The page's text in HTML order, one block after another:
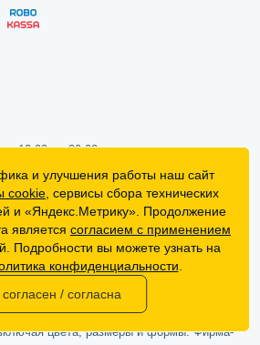
с 10:00 до 20:00
13с1
офис 1
NiceBike © 2012 - 2026
ознакомительный характер, не
(определяемой положениями Статьи 437
и не может в полной мере передавать
свойствах, комплектации и
включая цвета, размеры и формы. Фирма-
и улучшения работы наш сайт
cookie , сервисы сбора технических
и «Яндекс.Метрику». Продолжение
является согласием с применением
Подробности вы можете узнать на
конфиденциальности
/ согласна